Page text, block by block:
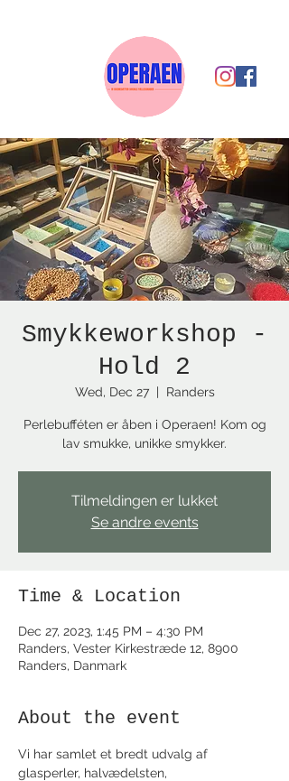
Smykkeworkshop -
Hold 2
Wed, Dec 27
  |
Randers
Perlebufféten er åben i Operaen! Kom og
lav smukke, unikke smykker.
Tilmeldingen er lukket
Se andre events
Time & Location
Dec 27, 2023, 1:45 PM – 4:30 PM
Randers, Vester Kirkestræde 12, 8900
Randers, Danmark
About the event
Vi har samlet et bredt udvalg af
glasperler, halvædelsten,